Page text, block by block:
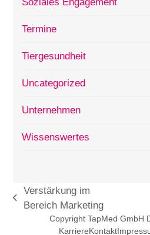
Termine
Tiergesundheit
Uncategorized
Unternehmen
Wissenswertes
vorheriger
Verstärkung im
Bereich Marketing
Copyright TapMed GmbH
KarriereKontakt